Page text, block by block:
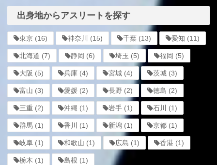
出身地からアスリートを探す
東京 (16) 神奈川 (15) 千葉 (13) 愛知 (11)
北海道 (7) 静岡 (6) 埼玉 (5) 福岡 (5)
大阪 (5) 兵庫 (4) 宮城 (4) 茨城 (3)
富山 (3) 愛媛 (2) 長野 (2) 徳島 (2)
三重 (2) 沖縄 (1) 岩手 (1) 石川 (1)
群馬 (1) 香川 (1) 新潟 (1) 京都 (1)
岐阜 (1) 和歌山 (1) 広島 (1) 香港 (1)
栃木 (1) 島根 (1)